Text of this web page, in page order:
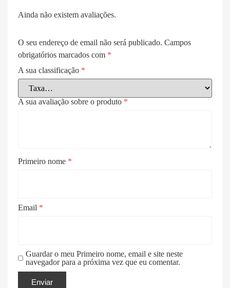
Ainda não existem avaliações.
O seu endereço de email não será publicado. Campos
obrigatórios marcados com *
A sua classificação *
A sua avaliação sobre o produto *
Primeiro nome *
Email *
Guardar o meu Primeiro nome, email e site neste
navegador para a próxima vez que eu comentar.